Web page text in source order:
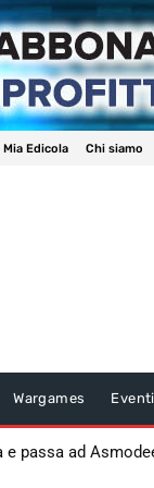
Mia Edicola Chi siamo
Wargames Eventi
passa ad